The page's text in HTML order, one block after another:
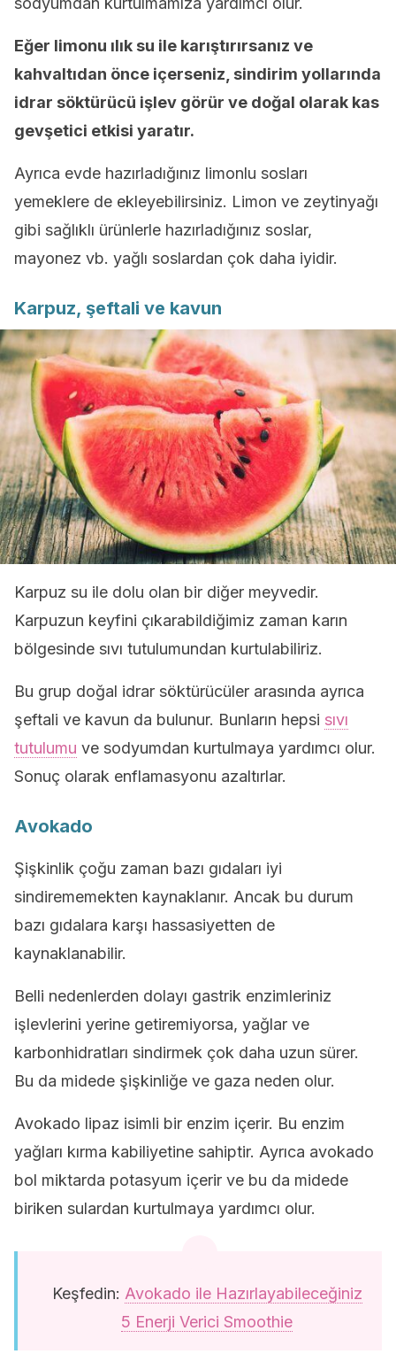
Eğer limonu ılık su ile karıştırırsanız ve
kahvaltıdan önce içerseniz, sindirim yollarında
idrar söktürücü işlev görür ve doğal olarak kas
gevşetici etkisi yaratır.
Ayrıca evde hazırladığınız limonlu sosları
yemeklere de ekleyebilirsiniz. Limon ve zeytinyağı
gibi sağlıklı ürünlerle hazırladığınız soslar,
mayonez vb. yağlı soslardan çok daha iyidir.
Karpuz, şeftali ve kavun
Karpuz su ile dolu olan bir diğer meyvedir.
Karpuzun keyfini çıkarabildiğimiz zaman karın
bölgesinde sıvı tutulumundan kurtulabiliriz.
Bu grup doğal idrar söktürücüler arasında ayrıca
şeftali ve kavun da bulunur. Bunların hepsi sıvı
tutulumu ve sodyumdan kurtulmaya yardımcı olur.
Sonuç olarak enflamasyonu azaltırlar.
Avokado
Şişkinlik çoğu zaman bazı gıdaları iyi
sindirememekten kaynaklanır. Ancak bu durum
bazı gıdalara karşı hassasiyetten de
kaynaklanabilir.
Belli nedenlerden dolayı gastrik enzimleriniz
işlevlerini yerine getiremiyorsa, yağlar ve
karbonhidratları sindirmek çok daha uzun sürer.
Bu da midede şişkinliğe ve gaza neden olur.
Avokado lipaz isimli bir enzim içerir. Bu enzim
yağları kırma kabiliyetine sahiptir. Ayrıca avokado
bol miktarda potasyum içerir ve bu da midede
biriken sulardan kurtulmaya yardımcı olur.
Keşfedin: Avokado ile Hazırlayabileceğiniz
5 Enerji Verici Smoothie